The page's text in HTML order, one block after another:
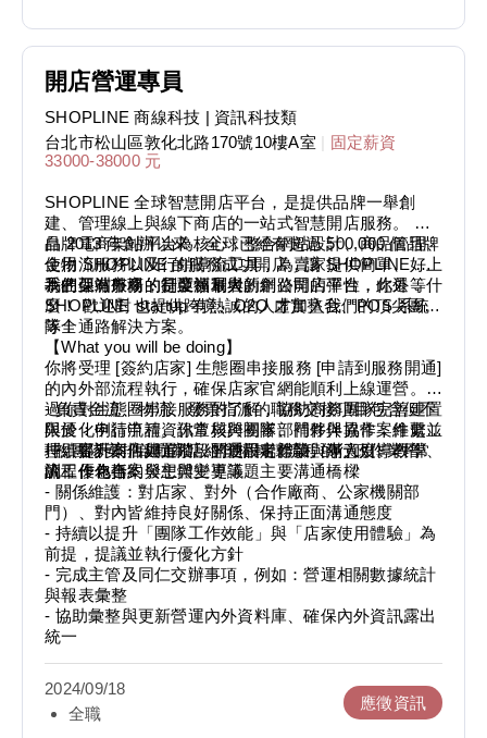
開店營運專員
SHOPLINE 商線科技 | 資訊科技類
台北市松山區敦化北路170號10樓A室
固定薪資
33000-38000 元
SHOPLINE 全球智慧開店平台，是提供品牌一舉創
建、管理線上與線下商店的一站式智慧開店服務。 以
品牌電商架站平台為核心，整合網站設計、商品管理、
金物流服務以及行銷導流工具，為賣家提供簡單、好上
手的架站服務，是亞洲最大的網路開店平台，此外，
SHOPLINE 也提供跨境、O2O 虛實整合、POS 系統
等全通路解決方案。
自 2013 年創辦以來，全球已經有超過 500,000 個品牌
使用 SHOPLINE 的服務成功開店，讓 SHOPLINE 成
為在亞洲市場的行業領軍者。
我們保有外商的制度福利與新創公司的彈性，你還等什
麼！ 歡迎對 startup 有熱誠的人才加入我們的頂尖團
隊！
【What you will be doing】
你將受理 [簽約店家] 生態圈串接服務 [申請到服務開通]
的內外部流程執行，確保店家官網能順利上線運營。透
過你對生態圈串接服務的了解，協助商務團隊完善建置
與優化申請流程。你常與跨團隊部門夥伴協作，維繫並
持續提升商店建置階段的使用者體驗與滿意度。 平常
的工作包括：
- 負責金流、物流、發票指派的職務交接項目包含但不
限於：例行申請資訊查核與初審、補件與異常案件處
理、客訴案件與追蹤、開通設定作業、專人引導教學、
流程優化專案發想與主導等
- 視團隊安排啟動商店經營權轉讓流程的行政作業培
訓；作為合約與主體變更議題主要溝通橋樑
- 關係維護：對店家、對外（合作廠商、公家機關部
門）、對內皆維持良好關係、保持正面溝通態度
- 持續以提升「團隊工作效能」與「店家使用體驗」為
前提，提議並執行優化方針
- 完成主管及同仁交辦事項，例如：營運相關數據統計
與報表彙整
- 協助彙整與更新營運內外資料庫、確保內外資訊露出
統一
2024/09/18
全職
應徵資訊